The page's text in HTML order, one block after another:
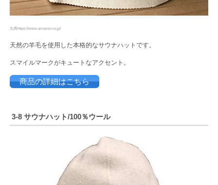
出典https://www.amazon.co.jp/
天然の羊毛を使用した本格的なサウナハットです。
スマイルマークがキュートなアクセント。
商品の詳細はこちら
3-8 サウナハット/100％ウール